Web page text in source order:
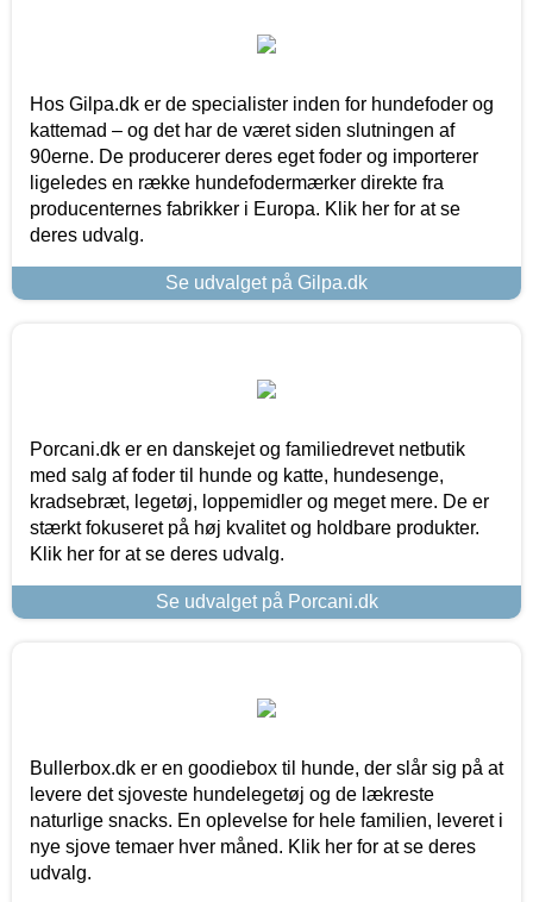
Hos Gilpa.dk er de specialister inden for hundefoder og
kattemad – og det har de været siden slutningen af
90erne. De producerer deres eget foder og importerer
ligeledes en række hundefodermærker direkte fra
producenternes fabrikker i Europa. Klik her for at se
deres udvalg.
Se udvalget på Gilpa.dk
Porcani.dk er en danskejet og familiedrevet netbutik
med salg af foder til hunde og katte, hundesenge,
kradsebræt, legetøj, loppemidler og meget mere. De er
stærkt fokuseret på høj kvalitet og holdbare produkter.
Klik her for at se deres udvalg.
Se udvalget på Porcani.dk
Bullerbox.dk er en goodiebox til hunde, der slår sig på at
levere det sjoveste hundelegetøj og de lækreste
naturlige snacks. En oplevelse for hele familien, leveret i
nye sjove temaer hver måned. Klik her for at se deres
udvalg.